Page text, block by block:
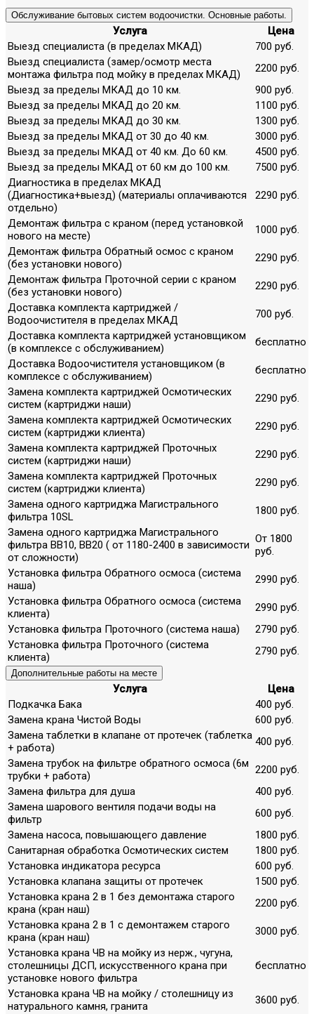
Обслуживание бытовых систем водоочистки. Основные работы.
Услуга
Цена
Выезд специалиста (в пределах МКАД)
700 руб.
Выезд специалиста (замер/осмотр места
монтажа фильтра под мойку в пределах МКАД)
2200 руб.
Выезд за пределы МКАД до 10 км.
900 руб.
Выезд за пределы МКАД до 20 км.
1100 руб.
Выезд за пределы МКАД до 30 км.
1300 руб.
Выезд за пределы МКАД от 30 до 40 км.
3000 руб.
Выезд за пределы МКАД от 40 км. До 60 км.
4500 руб.
Выезд за пределы МКАД от 60 км до 100 км.
7500 руб.
Диагностика в пределах МКАД
(Диагностика+выезд) (материалы оплачиваются
отдельно)
2290 руб.
Демонтаж фильтра с краном (перед установкой
нового на месте)
1000 руб.
Демонтаж фильтра Обратный осмос с краном
(без установки нового)
2290 руб.
Демонтаж фильтра Проточной серии с краном
(без установки нового)
2290 руб.
Доставка комплекта картриджей /
Водоочистителя в пределах МКАД
700 руб.
Доставка комплекта картриджей установщиком
(в комплексе с обслуживанием)
бесплатно
Доставка Водоочистителя установщиком (в
комплексе с обслуживанием)
бесплатно
Замена комплекта картриджей Осмотических
систем (картриджи наши)
2290 руб.
Замена комплекта картриджей Осмотических
систем (картриджи клиента)
2290 руб.
Замена комплекта картриджей Проточных
систем (картриджи наши)
2290 руб.
Замена комплекта картриджей Проточных
систем (картриджи клиента)
2290 руб.
Замена одного картриджа Магистрального
фильтра 10SL
1800 руб.
Замена одного картриджа Магистрального
фильтра ВВ10, ВВ20 ( от 1180-2400 в зависимости
от сложности)
От 1800
руб.
Установка фильтра Обратного осмоса (система
наша)
2990 руб.
Установка фильтра Обратного осмоса (система
клиента)
2990 руб.
Установка фильтра Проточного (система наша)
2790 руб.
Установка фильтра Проточного (система
клиента)
2790 руб.
Дополнительные работы на месте
Услуга
Цена
Подкачка Бака
400 руб.
Замена крана Чистой Воды
600 руб.
Замена таблетки в клапане от протечек (таблетка
+ работа)
400 руб.
Замена трубок на фильтре обратного осмоса (6м
трубки + работа)
2200 руб.
Замена фильтра для душа
400 руб.
Замена шарового вентиля подачи воды на
фильтр
600 руб.
Замена насоса, повышающего давление
1800 руб.
Санитарная обработка Осмотических систем
1800 руб.
Установка индикатора ресурса
600 руб.
Установка клапана защиты от протечек
1500 руб.
Установка крана 2 в 1 без демонтажа старого
крана (кран наш)
2200 руб.
Установка крана 2 в 1 с демонтажем старого
крана (кран наш)
3000 руб.
Установка крана ЧВ на мойку из нерж., чугуна,
столешницы ДСП, искусственного крана при
установке нового фильтра
бесплатно
Установка крана ЧВ на мойку / столешницу из
натурального камня, гранита
3600 руб.